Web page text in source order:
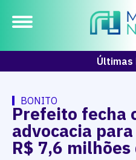
Últimas
BONITO
Prefeito fecha
advocacia
R$ 7,6 milhões